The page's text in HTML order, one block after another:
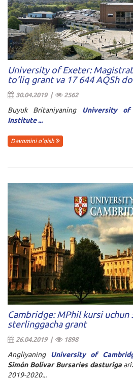
University of Exeter:
to’liq grant va 17 644 AQSh
30.04.2019 | 2562
Buyuk Britaniyaning University of
Institute ...
Davomini o'qish
Cambridge: MPhil kursi uchun
sterlinggacha grant
26.04.2019 | 1898
Angliyaning University of
Simón Bolívar Bursaries dasturiga
2019-2020...